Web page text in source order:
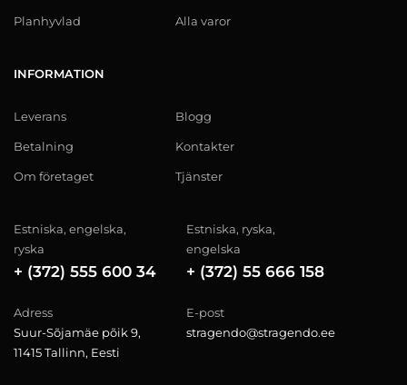
Planhyvlad Alla varor
INFORMATION
Leverans
Betalning
Om företaget
Blogg
Kontakter
Tjänster
Estniska, engelska,
ryska
+ (372) 555 600 34
Estniska, ryska,
engelska
+ (372) 55 666 158
Adress
Suur-Sõjamäe põik 9,
11415 Tallinn, Eesti
E-post
stragendo@stragendo.ee